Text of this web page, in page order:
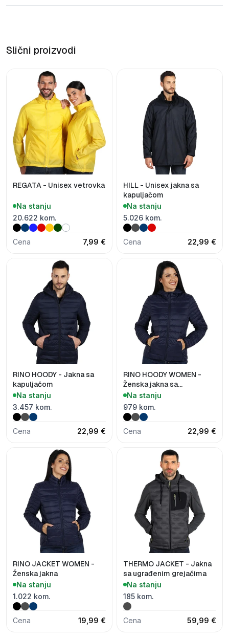
Slični proizvodi
REGATA - Unisex vetrovka
Na stanju
20.622 kom.
Cena 7,99 €
HILL - Unisex jakna sa
kapuljačom
Na stanju
5.026 kom.
Cena 22,99 €
RINO HOODY - Jakna sa
kapuljačom
Na stanju
3.457 kom.
Cena 22,99 €
RINO HOODY WOMEN -
Ženska jakna sa
kapuljačom
Na stanju
979 kom.
Cena 22,99 €
RINO JACKET WOMEN -
Ženska jakna
Na stanju
1.022 kom.
Cena 19,99 €
THERMO JACKET - Jakna
sa ugrađenim grejačima
Na stanju
185 kom.
Cena 59,99 €